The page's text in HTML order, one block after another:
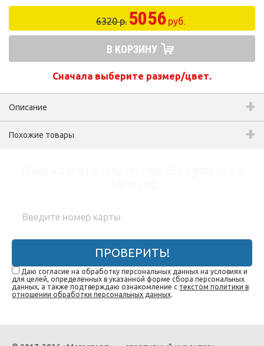
6320 р. 5056 руб.
В КОРЗИНУ
Сначала выберите размер/цвет.
Описание
Похожие товары
ПРОВЕРИТЬ!
Даю согласие на обработку персональных данных на условиях и
для целей, определенных в указанной форме сбора персональных
данных, а также подтверждаю ознакомление с текстом политики в
отношении обработки персональных данных.